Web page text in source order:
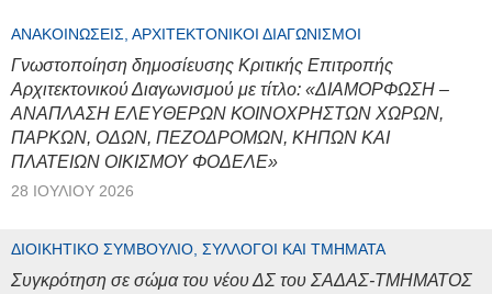
ΑΝΑΚΟΙΝΏΣΕΙΣ, ΑΡΧΙΤΕΚΤΟΝΙΚΟΊ ΔΙΑΓΩΝΙΣΜΟΊ
Γνωστοποίηση δημοσίευσης Κριτικής Επιτροπής
Αρχιτεκτονικού Διαγωνισμού με τίτλο: «ΔΙΑΜΟΡΦΩΣΗ –
ΑΝΑΠΛΑΣΗ ΕΛΕΥΘΕΡΩΝ ΚΟΙΝΟΧΡΗΣΤΩΝ ΧΩΡΩΝ,
ΠΑΡΚΩΝ, ΟΔΩΝ, ΠΕΖΟΔΡΟΜΩΝ, ΚΗΠΩΝ ΚΑΙ
ΠΛΑΤΕΙΩΝ ΟΙΚΙΣΜΟΥ ΦΟΔΕΛΕ»
28 ΙΟΥΛΊΟΥ 2026
ΔΙΟΙΚΗΤΙΚΌ ΣΥΜΒΟΎΛΙΟ, ΣΎΛΛΟΓΟΙ ΚΑΙ ΤΜΉΜΑΤΑ
Συγκρότηση σε σώμα του νέου ΔΣ του ΣΑΔΑΣ-ΤΜΗΜΑΤΟΣ